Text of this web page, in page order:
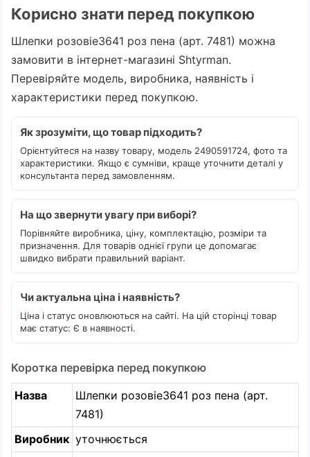
Корисно знати перед покупкою
Шлепки розовіе3641 роз пена (арт. 7481) можна
замовити в інтернет-магазині Shtyrman.
Перевіряйте модель, виробника, наявність і
характеристики перед покупкою.
Як зрозуміти, що товар підходить?
Орієнтуйтеся на назву товару, модель 2490591724, фото та
характеристики. Якщо є сумніви, краще уточнити деталі у
консультанта перед замовленням.
На що звернути увагу при виборі?
Порівняйте виробника, ціну, комплектацію, розміри та
призначення. Для товарів однієї групи це допомагає
швидко вибрати правильний варіант.
Чи актуальна ціна і наявність?
Ціна і статус оновлюються на сайті. На цій сторінці товар
має статус: Є в наявності.
Коротка перевірка перед покупкою
Назва
Шлепки розовіе3641 роз пена (арт.
7481)
Виробник уточнюється